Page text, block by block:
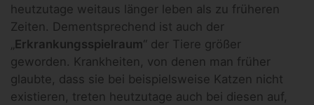
heutzutage weitaus länger leben als zu früheren
Zeiten. Dementsprechend ist auch der
„ Erkrankungsspielraum“ der Tiere größer
geworden. Krankheiten, von denen man früher
glaubte, dass sie bei beispielsweise Katzen nicht
existieren, treten heutzutage auch bei diesen auf,